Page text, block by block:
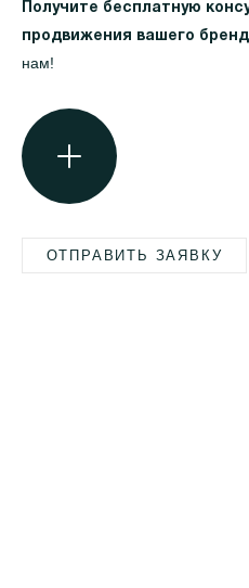
Получите бесплатную
продвижения вашего
нам!
ОТПРАВИТЬ ЗАЯВКУ